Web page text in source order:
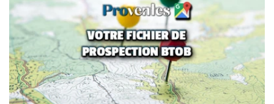
endroit ! À très vite sur Proventes.